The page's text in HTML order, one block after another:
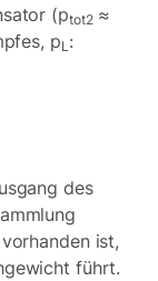
(ptot2≈
pL :
des
ist,
führt.